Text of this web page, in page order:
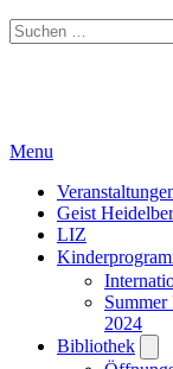
Suchen
nach:
Menu
Geist
LIZ
2024
Bibliothek